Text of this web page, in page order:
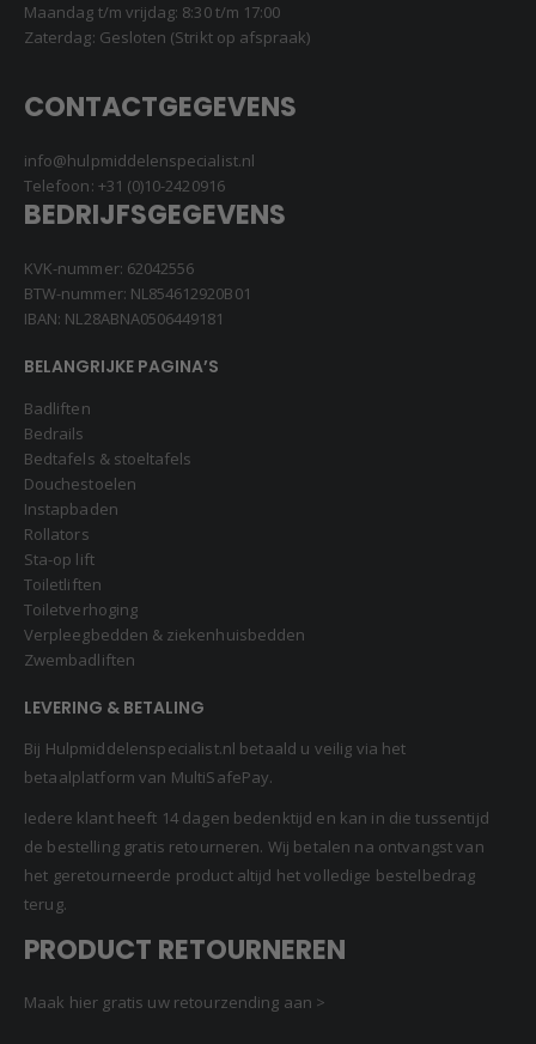
Maandag t/m vrijdag: 8:30 t/m 17:00
Zaterdag: Gesloten (Strikt op afspraak)
CONTACTGEGEVENS
info@hulpmiddelenspecialist.nl
Telefoon: +31 (0)10-2420916
BEDRIJFSGEGEVENS
KVK-nummer: 62042556
BTW-nummer: NL854612920B01
IBAN: NL28ABNA0506449181
BELANGRIJKE PAGINA’S
Badliften
Bedrails
Bedtafels & stoeltafels
Douchestoelen
Instapbaden
Rollators
Sta-op lift
Toiletliften
Toiletverhoging
Verpleegbedden & ziekenhuisbedden
Zwembadliften
LEVERING & BETALING
Bij Hulpmiddelenspecialist.nl betaald u veilig via het
betaalplatform van MultiSafePay.
Iedere klant heeft 14 dagen bedenktijd en kan in die tussentijd
de bestelling gratis retourneren. Wij betalen na ontvangst van
het geretourneerde product altijd het volledige bestelbedrag
terug.
PRODUCT RETOURNEREN
Maak hier gratis uw retourzending aan >